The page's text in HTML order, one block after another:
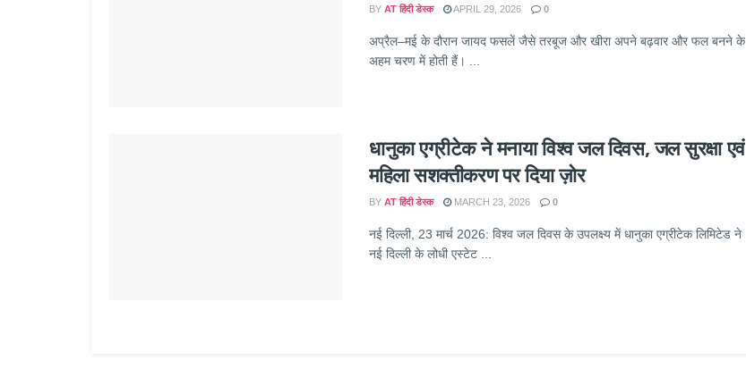
BY AT हिंदी डेस्क APRIL 29, 2026 0
अप्रैल–मई के दौरान जायद फसलें जैसे तरबूज और खीरा अपने बढ़वार और फल बनने के
अहम चरण में होती हैं। ...
धानुका एग्रीटेक ने मनाया विश्व जल दिवस, जल सुरक्षा एवं
महिला सशक्तीकरण पर दिया ज़ोर
BY AT हिंदी डेस्क MARCH 23, 2026 0
नई दिल्ली, 23 मार्च 2026: विश्व जल दिवस के उपलक्ष्य में धानुका एग्रीटेक लिमिटेड ने
नई दिल्ली के लोधी एस्टेट ...